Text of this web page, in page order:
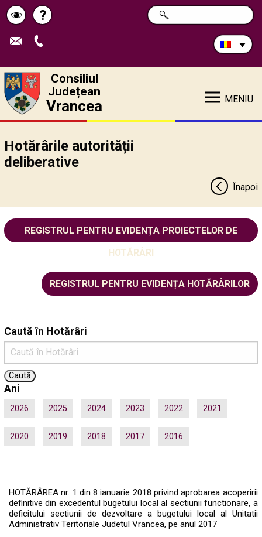
Schimbă
contrastul
Pagina
de
?
Caută
în
CAUTĂ
Consiliul
Județean
Vrancea MENIU
Hotărârile autorității
deliberative
Înapoi
REGISTRUL PENTRU EVIDENȚA PROIECTELOR DE
HOTĂRÂRI
REGISTRUL PENTRU EVIDENȚA HOTĂRÂRILOR
Caută în Hotărâri
Ani
2026 2025 2024 2023 2022 2021
2020 2019 2018 2017 2016
HOTĂRÂREA nr. 1 din 8 ianuarie 2018 privind aprobarea acoperirii
definitive din excedentul bugetului local al sectiunii functionare, a
deficitului sectiunii de dezvoltare a bugetului local al Unitatii
Administrativ Teritoriale Judetul Vrancea, pe anul 2017